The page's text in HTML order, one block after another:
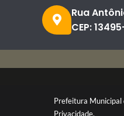
Prefeitura Municipal
Privacidade.
Rua
CEP: